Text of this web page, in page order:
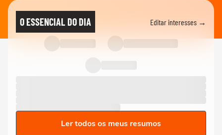
O ESSENCIAL DO DIA Editar interesses →
Ler todos os meus resumos